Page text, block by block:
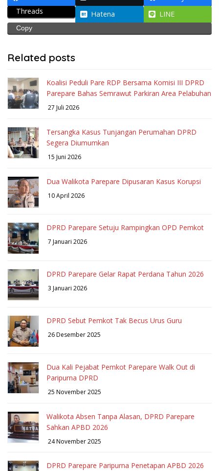
Threads
Hatena LINE
Copy
Related posts
Koalisi Peduli Pare RDP Bersama Komisi III DPRD
Parepare Bahas Semrawut Parkiran Area Pelabuhan
27 Juli 2026
Tersangka Kasus Tunjangan Perumahan DPRD
Segera Diumumkan
15 Juni 2026
Dua Walikota Parepare Dipusaran Kasus Korupsi
10 April 2026
DPRD Parepare Setuju Rampingkan OPD Pemkot
7 Januari 2026
DPRD Parepare Gelar Rapat Perdana Tahun 2026
3 Januari 2026
DPRD Sebut Pemkot Tak Becus Urus Guru
26 Desember 2025
Dua Kali Pejabat Pemkot Parepare Walk Out di
Paripurna DPRD
25 November 2025
Walikota Absen Tanpa Alasan, DPRD Parepare
Sahkan APBD 2026
24 November 2025
DPRD Parepare Paripurna Penetapan APBD 2026